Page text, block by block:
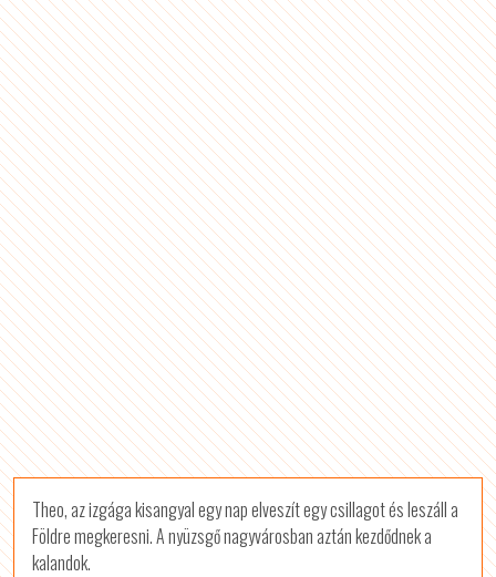
Theo, az izgága kisangyal egy nap elveszít egy csillagot és leszáll a
Földre megkeresni. A nyüzsgő nagyvárosban aztán kezdődnek a
kalandok.